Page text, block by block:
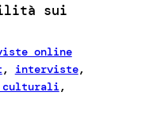
sui
online
, interviste